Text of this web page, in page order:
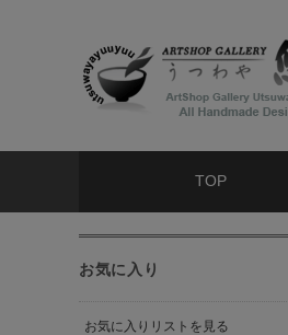
TOP
お気に入り
お気に入りリストを見る